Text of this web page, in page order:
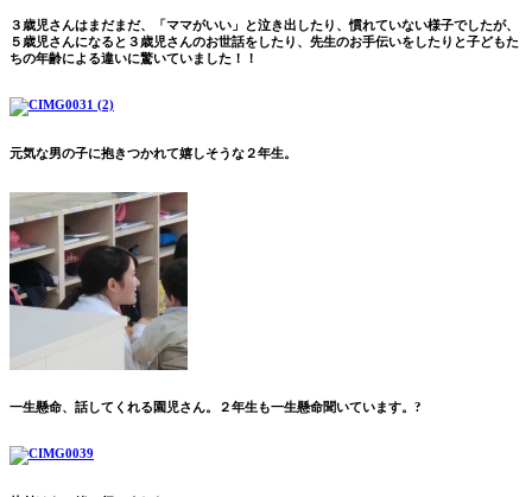
３歳児さんはまだまだ、「ママがいい」と泣き出したり、慣れていない様子でしたが、
５歳児さんになると３歳児さんのお世話をしたり、先生のお手伝いをしたりと子どもた
ちの年齢による違いに驚いていました！！
元気な男の子に抱きつかれて嬉しそうな２年生。
一生懸命、話してくれる園児さん。２年生も一生懸命聞いています。?